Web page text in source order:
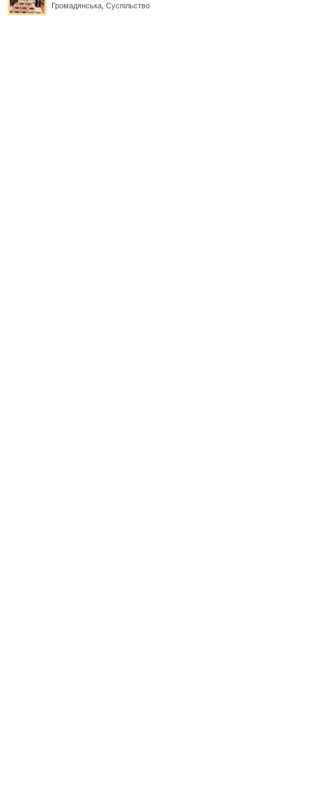
Громадянська ,Суспільство